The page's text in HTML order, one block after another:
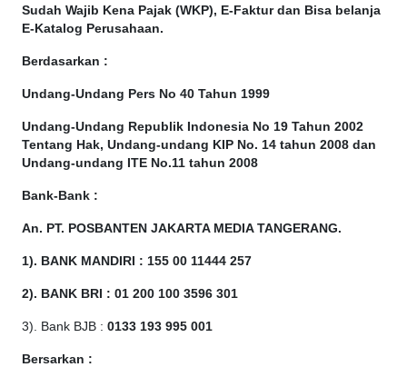
Sudah Wajib Kena Pajak (WKP), E-Faktur dan Bisa belanja
E-Katalog Perusahaan.
Berdasarkan :
Undang-Undang Pers No 40 Tahun 1999
Undang-Undang Republik Indonesia No 19 Tahun 2002
Tentang Hak, Undang-undang KIP No. 14 tahun 2008 dan
Undang-undang ITE No.11 tahun 2008
Bank-Bank :
An. PT. POSBANTEN JAKARTA MEDIA TANGERANG.
1). BANK MANDIRI : 155 00 11444 257
2). BANK BRI : 01 200 100 3596 301
3). Bank BJB : 0133 193 995 001
Bersarkan :